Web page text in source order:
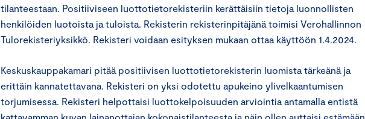
tilanteestaan. Positiiviseen luottotietorekisteriin kerättäisiin tietoja luonnollisten
henkilöiden luotoista ja tuloista. Rekisterin rekisterinpitäjänä toimisi Verohallinnon
Tulorekisteriyksikkö. Rekisteri voidaan esityksen mukaan ottaa käyttöön 1.4.2024.
Keskuskauppakamari pitää positiivisen luottotietorekisterin luomista tärkeänä ja
erittäin kannatettavana. Rekisteri on yksi odotettu apukeino ylivelkaantumisen
torjumisessa. Rekisteri helpottaisi luottokelpoisuuden arviointia antamalla entistä